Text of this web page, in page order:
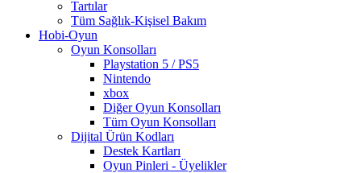
Tartılar
Tüm Sağlık-Kişisel Bakım
Hobi-Oyun
Oyun Konsolları
Playstation 5 / PS5
Nintendo
xbox
Diğer Oyun Konsolları
Tüm Oyun Konsolları
Dijital Ürün Kodları
Destek Kartları
Oyun Pinleri - Üyelikler